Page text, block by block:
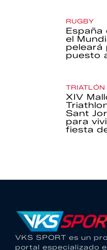
RUGBY
España
el
peleará
puesto
TRIATLÓN
XIV
Sant
para
fiesta
VKS SPORT es un
portal especializado